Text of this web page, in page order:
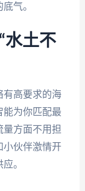
气。
水土不
有高要求的海
能为你匹配最
方面不用担
小伙伴激情开
。